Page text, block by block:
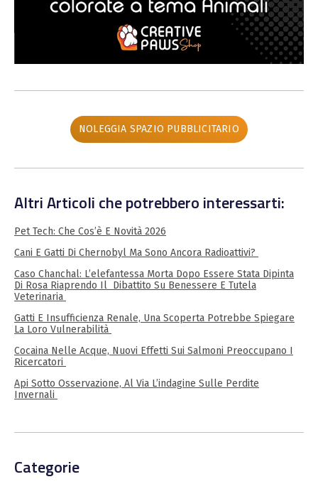
NOLEGGIA SPAZIO PUBBLICITARIO
Altri Articoli che potrebbero interessarti:
Pet Tech: Che Cos’è E Novità 2026
Cani E Gatti Di Chernobyl Ma Sono Ancora Radioattivi?
Caso Chanchal: L’elefantessa Morta Dopo Essere Stata Dipinta
Di Rosa Riaprendo Il Dibattito Su Benessere E Tutela
Veterinaria
Gatti E Insufficienza Renale, Una Scoperta Potrebbe Spiegare
La Loro Vulnerabilità
Cocaina Nelle Acque, Nuovi Effetti Sui Salmoni Preoccupano I
Ricercatori
Api Sotto Osservazione, Al Via L’indagine Sulle Perdite
Invernali
Categorie